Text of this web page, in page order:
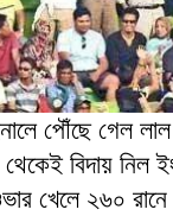
পৌঁছে গেল
বিদায় নিল
খেলে ২৬০